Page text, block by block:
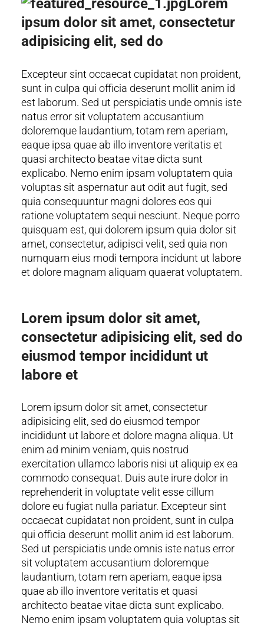
Lorem
ipsum dolor sit amet, consectetur
adipisicing elit, sed do
Excepteur sint occaecat cupidatat non proident,
sunt in culpa qui officia deserunt mollit anim id
est laborum. Sed ut perspiciatis unde omnis iste
natus error sit voluptatem accusantium
doloremque laudantium, totam rem aperiam,
eaque ipsa quae ab illo inventore veritatis et
quasi architecto beatae vitae dicta sunt
explicabo. Nemo enim ipsam voluptatem quia
voluptas sit aspernatur aut odit aut fugit, sed
quia consequuntur magni dolores eos qui
ratione voluptatem sequi nesciunt. Neque porro
quisquam est, qui dolorem ipsum quia dolor sit
amet, consectetur, adipisci velit, sed quia non
numquam eius modi tempora incidunt ut labore
et dolore magnam aliquam quaerat voluptatem.
Lorem ipsum dolor sit amet,
consectetur adipisicing elit, sed do
eiusmod tempor incididunt ut
labore et
Lorem ipsum dolor sit amet, consectetur
adipisicing elit, sed do eiusmod tempor
incididunt ut labore et dolore magna aliqua. Ut
enim ad minim veniam, quis nostrud
exercitation ullamco laboris nisi ut aliquip ex ea
commodo consequat. Duis aute irure dolor in
reprehenderit in voluptate velit esse cillum
dolore eu fugiat nulla pariatur. Excepteur sint
occaecat cupidatat non proident, sunt in culpa
qui officia deserunt mollit anim id est laborum.
Sed ut perspiciatis unde omnis iste natus error
sit voluptatem accusantium doloremque
laudantium, totam rem aperiam, eaque ipsa
quae ab illo inventore veritatis et quasi
architecto beatae vitae dicta sunt explicabo.
Nemo enim ipsam voluptatem quia voluptas sit